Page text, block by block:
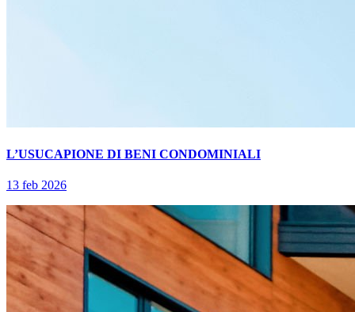
L’USUCAPIONE DI BENI CONDOMINIALI
13 feb 2026